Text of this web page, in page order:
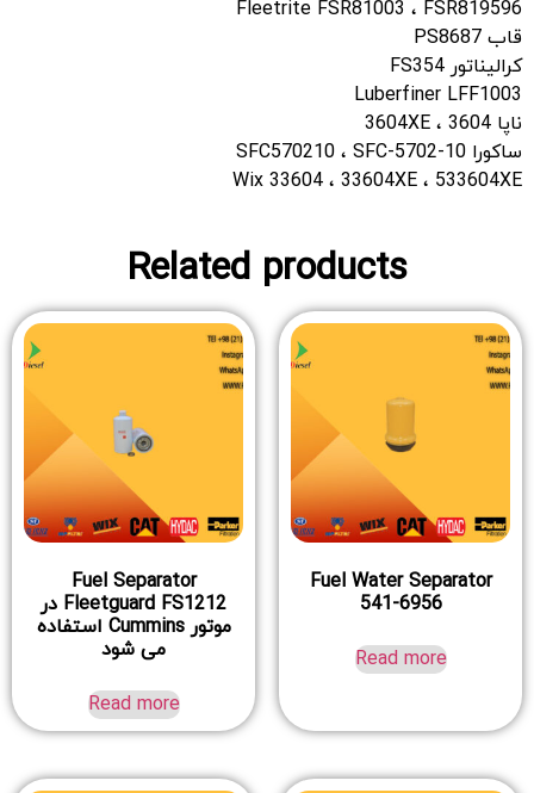
Fleetrite FSR81003 ، FSR819596
قاب PS8687
کرالیناتور FS354
Luberfiner LFF1003
ناپا 3604 ، 3604XE
ساکورا SFC570210 ، SFC-5702-10
Wix 33604 ، 33604XE ، 533604XE
Related products
Fuel Water Separator
541-6956
Read more
Fuel Separator
Fleetguard FS1212 در
موتور Cummins استفاده
می شود
Read more